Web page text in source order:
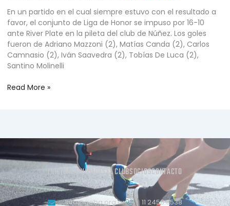
En un partido en el cual siempre estuvo con el resultado a
favor, el conjunto de Liga de Honor se impuso por 16-10
ante River Plate en la pileta del club de Núñez. Los goles
fueron de Adriano Mazzoni (2), Matías Canda (2), Carlos
Camnasio (2), Iván Saavedra (2), Tobías De Luca (2),
Santino Molinelli
Read More »
INICIOACTIVIDADES EL CLUBSOCIOSCONTACTO
info@geba.org.ar 11 2458.3538